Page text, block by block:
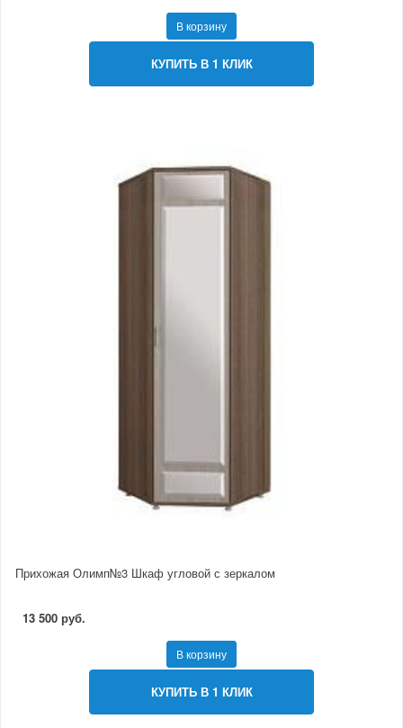
В корзину
КУПИТЬ В 1 КЛИК
Прихожая Олимп№3 Шкаф угловой с зеркалом
13 500 руб.
В корзину
КУПИТЬ В 1 КЛИК